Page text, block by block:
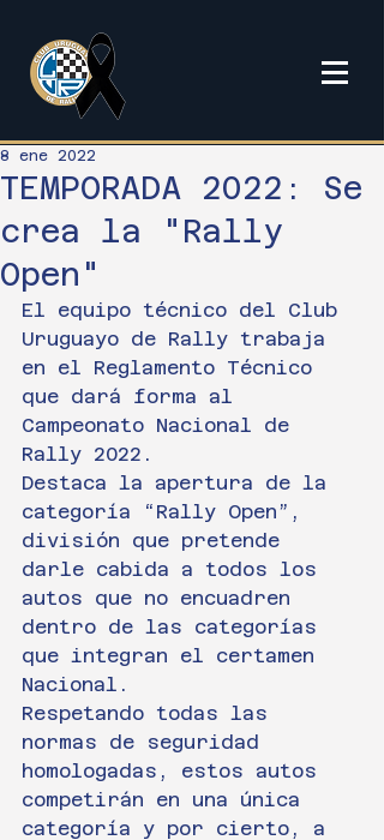
TEMPORADA 2022: Se
crea la "Rally
Open"
8 ene 2022
El equipo técnico del Club
Uruguayo de Rally trabaja
en el Reglamento Técnico
que dará forma al
Campeonato Nacional de
Rally 2022.
Destaca la apertura de la
categoría “Rally Open”,
división que pretende
darle cabida a todos los
autos que no encuadren
dentro de las categorías
que integran el certamen
Nacional.
Respetando todas las
normas de seguridad
homologadas, estos autos
competirán en una única
categoría y por cierto, a